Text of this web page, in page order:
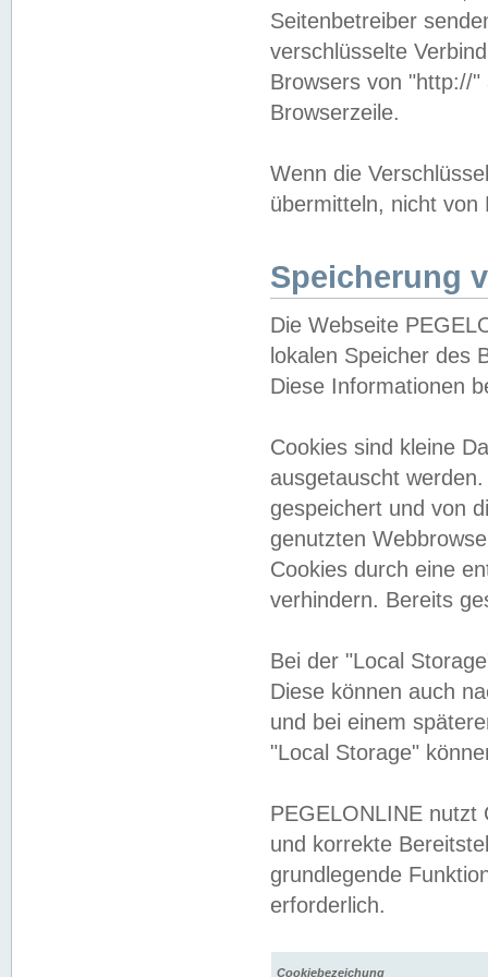
Seitenbetreiber
verschlüsselte
Browsers von "http://
Browserzeile.
Wenn die
übermitteln, nicht von
Speicherung
Die Webseite
lokalen Speicher des
Diese Informationen
Cookies sind kleine
ausgetauscht
gespeichert und von
genutzten
Cookies durch eine
verhindern. Bereits
Bei der "Local
Diese können auch
und bei einem
"Local Storage"
PEGELONLINE nutzt
und korrekte
grundlegende
erforderlich.
Cookiebezeichung